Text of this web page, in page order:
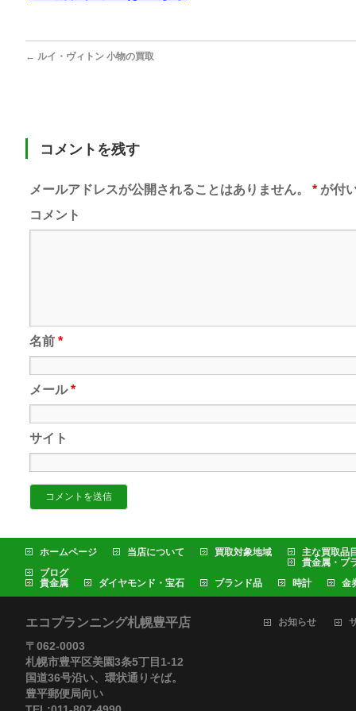
← ルイ・ヴィトン 小物の買取
コメントを残す
メールアドレスが公開されることはありません。 * が付
コメント
名前 *
メール*
サイト
ホームページ 当店について 買取対象地域
主な買取品
貴金属・プ
ブログ
貴金属
ダイヤモンド・宝石 ブランド品 時計 金
エコプランニング札幌豊平店
〒062-0003
札幌市豊平区美園3条5丁目1-12
国道36号沿い、環状通りそば。
豊平郵便局向い
お知らせ